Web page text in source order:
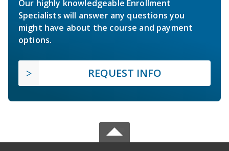
Our highly knowledgeable Enrollment
Specialists will answer any questions you
might have about the course and payment
options.
REQUEST INFO